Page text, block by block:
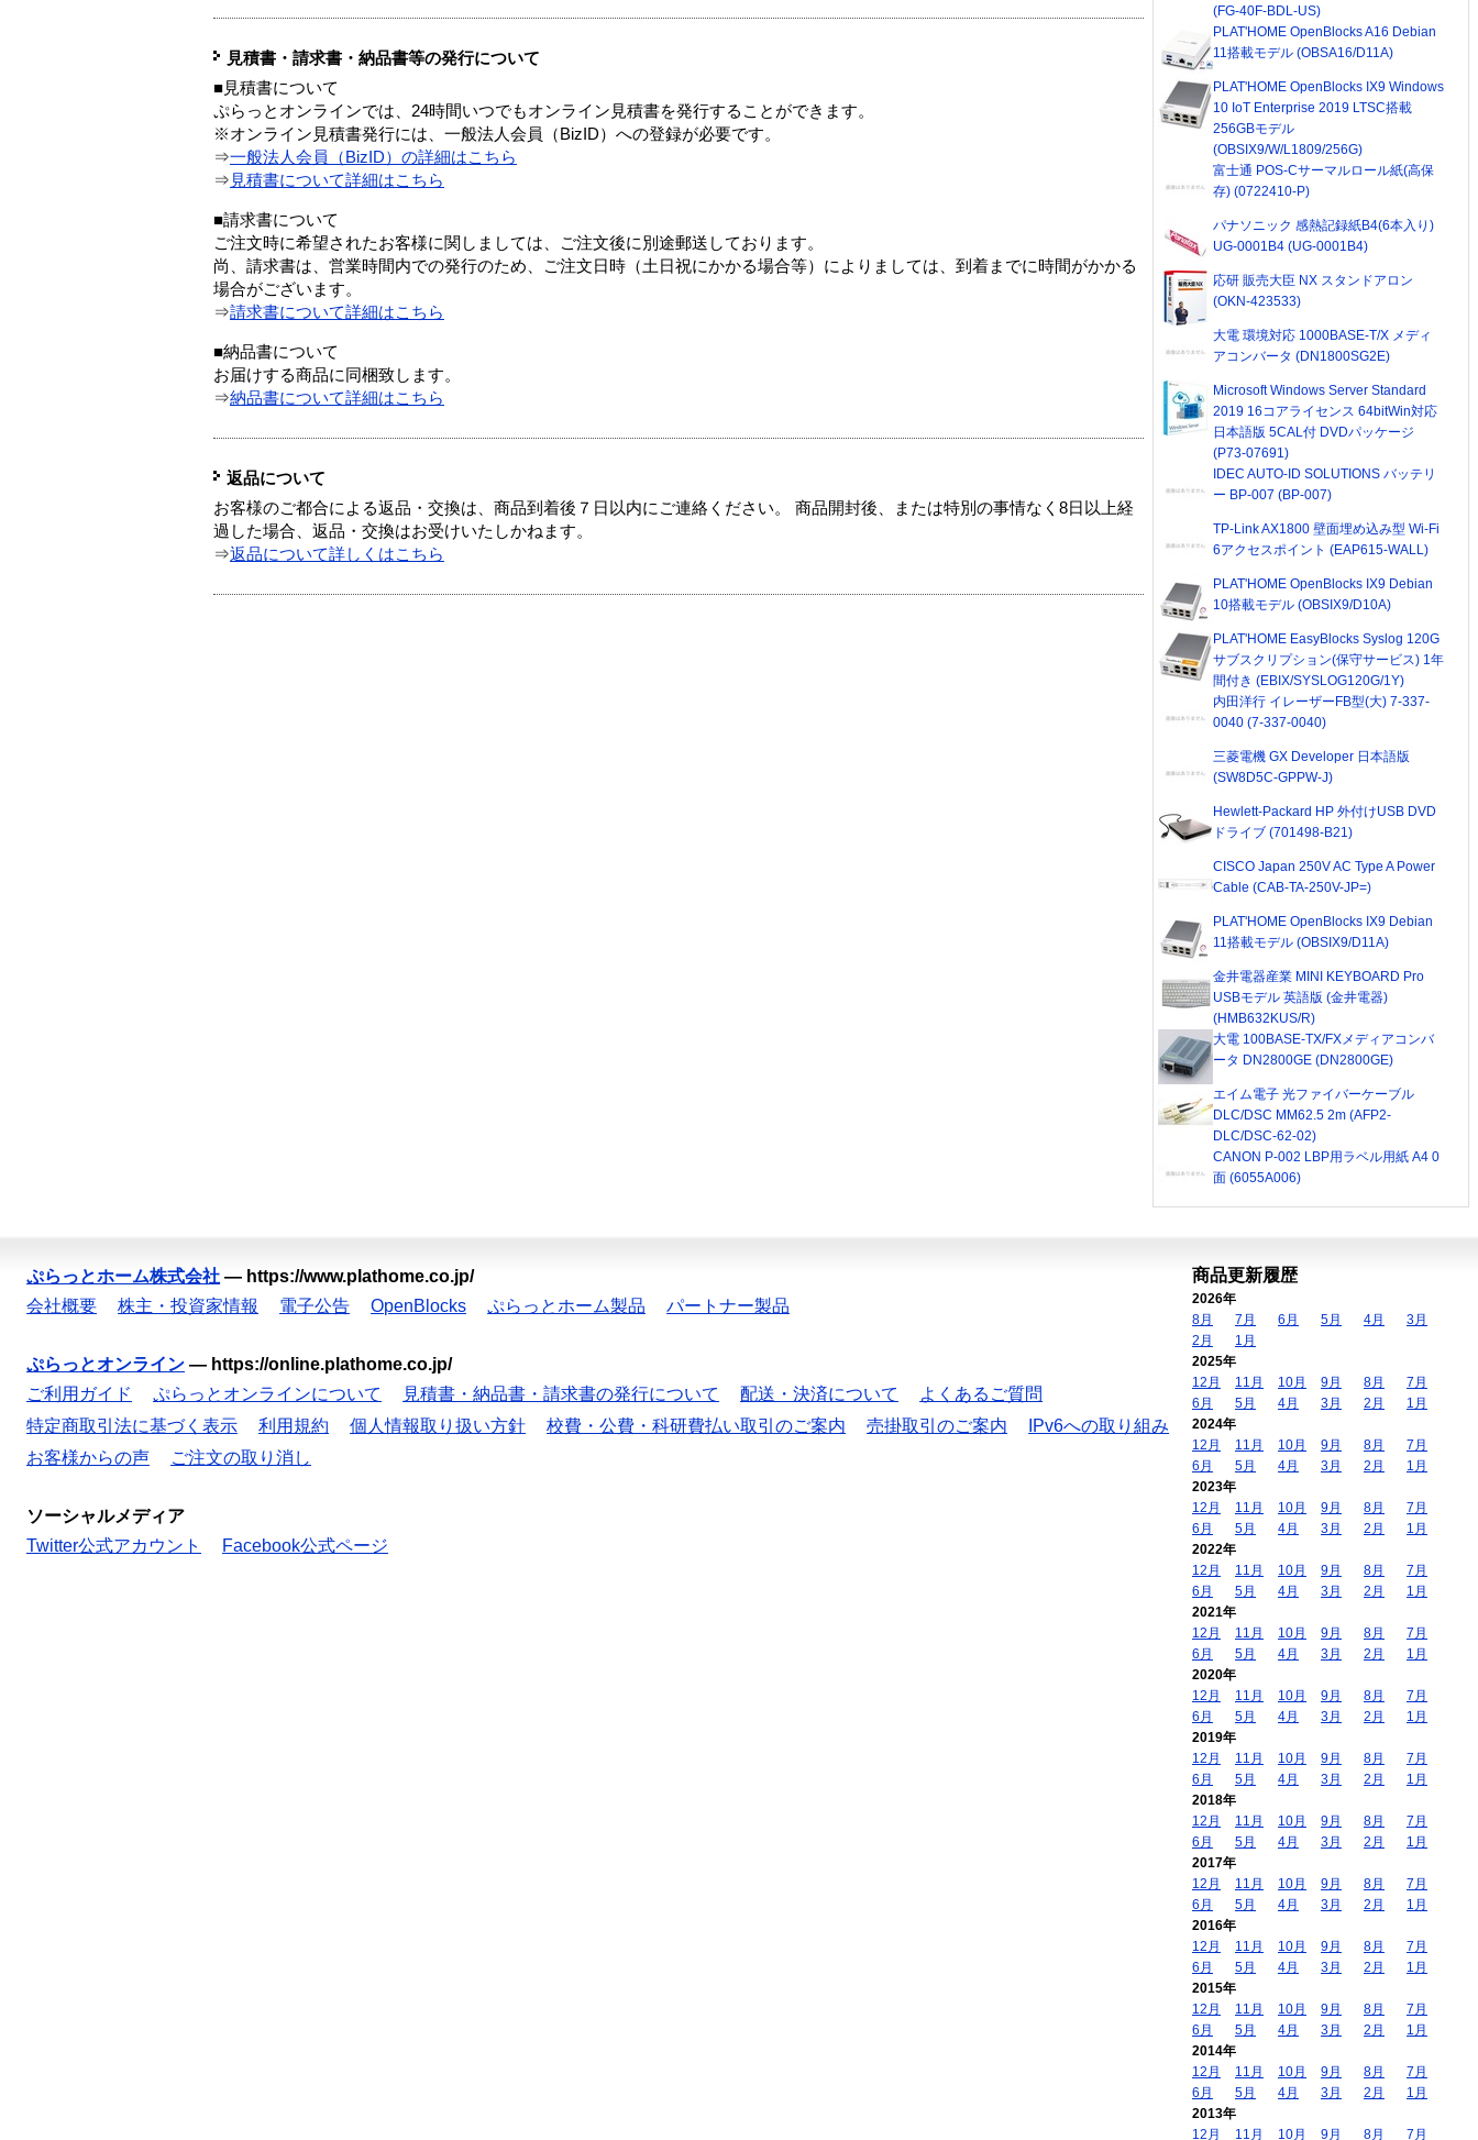
見積書・請求書・納品書等の発行について
■見積書について
ぷらっとオンラインでは、24時間いつでもオンライン見積書を発行することができます。
※オンライン見積書発行には、一般法人会員（BizID）への登録が必要です。
⇒一般法人会員（BizID）の詳細はこちら
⇒ 見積書について詳細はこちら
■請求書について
ご注文時に希望されたお客様に関しましては、ご注文後に別途郵送しております。
尚、請求書は、営業時間内での発行のため、ご注文日時（土日祝にかかる場合等）によりましては、到着までに時間がかかる
場合がございます。
⇒請求書について詳細はこちら
■納品書について
お届けする商品に同梱致します。
⇒納品書について詳細はこちら
返品について
お客様のご都合による返品・交換は、商品到着後７日以内にご連絡ください。 商品開封後、または特別の事情なく8日以上経
過した場合、返品・交換はお受けいたしかねます。
⇒返品について詳しくはこちら
(FG-40F-BDL-US)
PLAT'HOME OpenBlocks A16 Debian
11搭載モデル (OBSA16/D11A)
PLAT'HOME OpenBlocks IX9 Windows
10 IoT Enterprise 2019 LTSC搭載
256GBモデル
(OBSIX9/W/L1809/256G)
富士通 POS-Cサーマルロール紙(高保
存) (0722410-P)
パナソニック 感熱記録紙B4(6本入り)
UG-0001B4 (UG-0001B4)
応研 販売大臣 NX スタンドアロン
(OKN-423533)
大電 環境対応 1000BASE-T/X メディ
アコンバータ (DN1800SG2E)
Microsoft Windows Server Standard
2019 16コアライセンス 64bitWin対応
日本語版 5CAL付 DVDパッケージ
(P73-07691)
IDEC AUTO-ID SOLUTIONS バッテリ
ー BP-007 (BP-007)
TP-Link AX1800 壁面埋め込み型 Wi-Fi
6アクセスポイント (EAP615-WALL)
PLAT'HOME OpenBlocks IX9 Debian
10搭載モデル (OBSIX9/D10A)
PLAT'HOME EasyBlocks Syslog 120G
サブスクリプション(保守サービス) 1年
間付き (EBIX/SYSLOG120G/1Y)
内田洋行 イレーザーFB型(大) 7-337-
0040 (7-337-0040)
三菱電機 GX Developer 日本語版
(SW8D5C-GPPW-J)
Hewlett-Packard HP 外付けUSB DVD
ドライブ (701498-B21)
CISCO Japan 250V AC Type A Power
Cable (CAB-TA-250V-JP=)
PLAT'HOME OpenBlocks IX9 Debian
11搭載モデル (OBSIX9/D11A)
金井電器産業 MINI KEYBOARD Pro
USBモデル 英語版 (金井電器)
(HMB632KUS/R)
大電 100BASE-TX/FXメディアコンバ
ータ DN2800GE (DN2800GE)
エイム電子 光ファイバーケーブル
DLC/DSC MM62.5 2m (AFP2-
DLC/DSC-62-02)
CANON P-002 LBP用ラベル用紙 A4 0
面 (6055A006)
ぷらっとホーム株式会社 — https://www.plathome.co.jp/
会社概要
株主・投資家情報 電子公告 OpenBlocks ぷらっとホーム製品 パートナー製品
ぷらっとオンライン — https://online.plathome.co.jp/
ご利用ガイド
ぷらっとオンラインについて 見積書・納品書・請求書の発行について 配送・決済について
よくあるご質問
特定商取引法に基づく表示
利用規約 個人情報取り扱い方針 校費・公費・科研費払い取引のご案内 売掛取引のご案内
IPv6への取り組み
お客様からの声
ご注文の取り消し
ソーシャルメディア
Twitter公式アカウント
Facebook公式ページ
商品更新履歴
2026年
8月
7月 6月 5月 4月
3月
2月
1月
2025年
12月
11月 10月 9月 8月
7月
6月
5月 4月 3月 2月
1月
2024年
12月
11月 10月 9月 8月
7月
6月
5月 4月 3月 2月
1月
2023年
12月
11月 10月 9月 8月
7月
6月
5月 4月 3月 2月
1月
2022年
12月
11月 10月 9月 8月
7月
6月
5月 4月 3月 2月
1月
2021年
12月
11月 10月 9月 8月
7月
6月
5月 4月 3月 2月
1月
2020年
12月
11月 10月 9月 8月
7月
6月
5月 4月 3月 2月
1月
2019年
12月
11月 10月 9月 8月
7月
6月
5月 4月 3月 2月
1月
2018年
12月
11月 10月 9月 8月
7月
6月
5月 4月 3月 2月
1月
2017年
12月
11月 10月 9月 8月
7月
6月
5月 4月 3月 2月
1月
2016年
12月
11月 10月 9月 8月
7月
6月
5月 4月 3月 2月
1月
2015年
12月
11月 10月 9月 8月
7月
6月
5月 4月 3月 2月
1月
2014年
12月
11月 10月 9月 8月
7月
6月
5月 4月 3月 2月
1月
2013年
12月
11月 10月 9月 8月 7月